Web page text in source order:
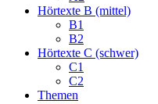
Hörtexte B (mittel)
B1
B2
Hörtexte C (schwer)
C1
C2
Themen